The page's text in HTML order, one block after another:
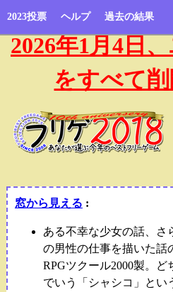
2023投票 ヘルプ 過去の結果
2026年1月4日
をすべて
窓から見える :
ある不幸な少女の話、さ
の男性の仕事を描いた話
RPGツクール2000製。ど
でいう「シャシコ」とい